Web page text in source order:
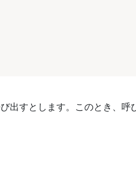
出すとします。このとき、